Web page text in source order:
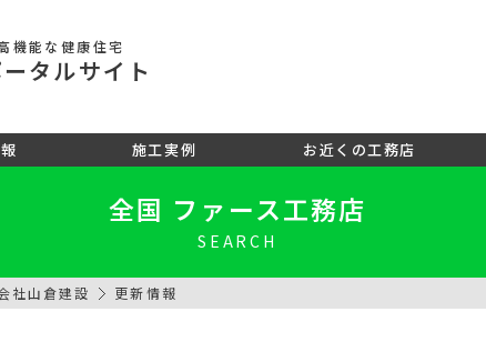
機能な健康住宅
タルサイト
施工実例 お近くの工務店
全国 ファース工務店
SEARCH
社山倉建設 更新情報